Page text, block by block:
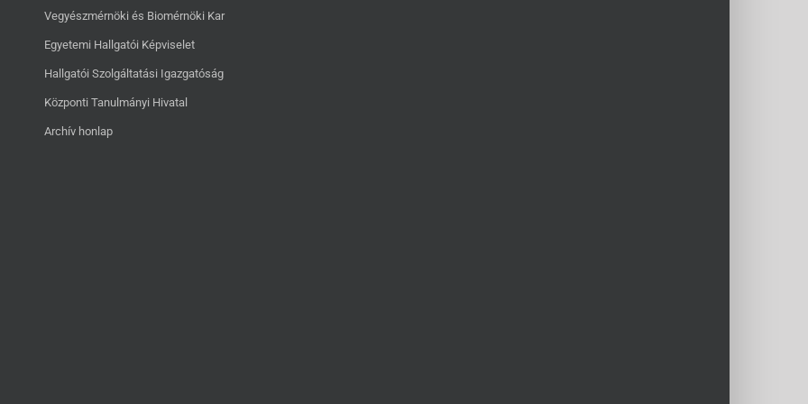
Vegyészmérnöki és Biomérnöki Kar
Egyetemi Hallgatói Képviselet
Hallgatói Szolgáltatási Igazgatóság
Központi Tanulmányi Hivatal
Archív honlap